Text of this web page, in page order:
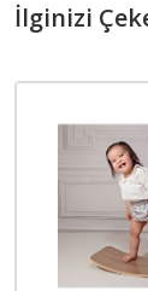
İlginizi